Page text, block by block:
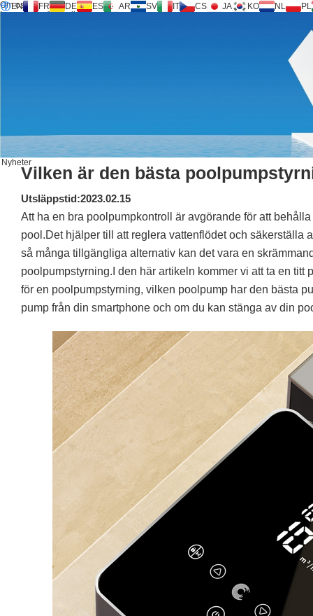
Om oss
Inversilence®-teknik
EN FR DE ES AR SV IT CS JA KO NL PL
Nyheter
Vilken är den bästa
Utsläppstid:2023.02.15
Att ha en bra poolpumpkontroll är avgörande för att
pool.Det hjälper till att reglera vattenflödet och säkerställa
så många tillgängliga alternativ kan det vara en
poolpumpstyrning.I den här artikeln kommer vi att ta en titt
för en poolpumpstyrning, vilken poolpump har den bästa
pump från din smartphone och om du kan stänga av din